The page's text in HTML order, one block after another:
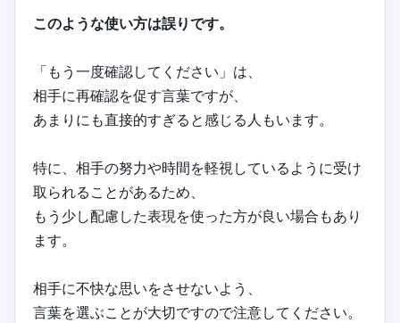
このような使い方は誤りです。
「もう一度確認してください」は、
相手に再確認を促す言葉ですが、
あまりにも直接的すぎると感じる人もいます。
特に、相手の努力や時間を軽視しているように受け
取られることがあるため、
もう少し配慮した表現を使った方が良い場合もあり
ます。
相手に不快な思いをさせないよう、
言葉を選ぶことが大切ですので注意してください。